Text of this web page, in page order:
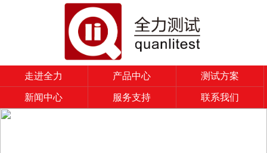
走进全力 产品中心
测试方案
新闻中心
服务支持 联系我们